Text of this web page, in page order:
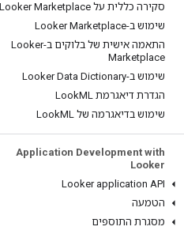
סקירה כללית על Looker Marketplace
שימוש ב-Looker Marketplace
התאמה אישית של בלוקים ב-Looker
Marketplace
שימוש ב-Looker Data Dictionary
הגדרת דיאגרמת Look ML
שימוש בדיאגרמה של Look ML
Application Development with
Looker
Looker application API
הטמעה
מסגרת התוספים